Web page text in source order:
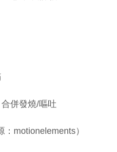
併發燒/嘔吐
：motionelements）